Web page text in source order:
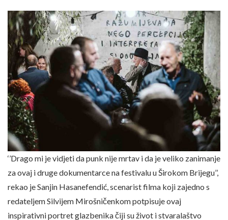
‘’Drago mi je vidjeti da punk nije mrtav i da je veliko zanimanje
za ovaj i druge dokumentarce na festivalu u Širokom Brijegu’’,
rekao je Sanjin Hasanefendić, scenarist filma koji zajedno s
redateljem Silvijem Mirošničenkom potpisuje ovaj
inspirativni portret glazbenika čiji su život i stvaralaštvo